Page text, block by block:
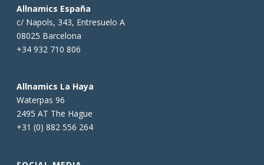
Allnamics España
c/ Napols, 343, Entresuelo A
08025 Barcelona
+34 932 710 806
Allnamics La Haya
Waterpas 96
2495 AT The Hague
+31 (0) 882 556 264